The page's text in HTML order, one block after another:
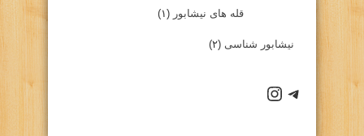
قله های نیشابور (۱)
نیشابور شناسی (۲)
كانال تلگرام باشگاه
صفحه اينستاگرام باشگاه